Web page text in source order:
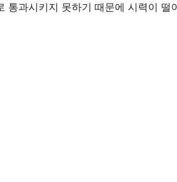
과시키지 못하기 때문에 시력이 떨